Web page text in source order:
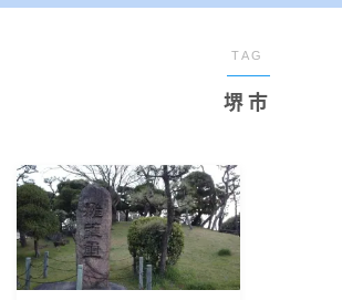
災害伝承検定
TAG
堺市